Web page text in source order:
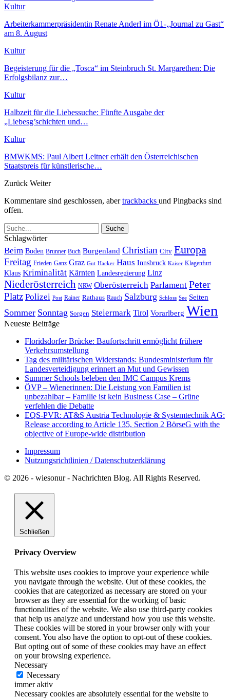
Kultur
Arbeiterkammerpräsidentin Renate Anderl im Ö1-„Journal zu Gast“
am 8. August
Kultur
Begeisterung für die „Tosca“ im Steinbruch St. Margarethen: Die
Erfolgsbilanz zur…
Kultur
Halbzeit für die Liebessuche: Fünfte Ausgabe der
„Liebesg’schichten und…
Kultur
BMWKMS: Paul Albert Leitner erhält den Österreichischen
Staatspreis für künstlerische…
Zurück Weiter
Kommentare sind geschlossen, abertrackbacks und Pingbacks sind
offen.
Schlagwörter
Beim Boden Brunner Buch Burgenland Christian City Europa
Freitag Frieden Ganz Graz Gut Hacker Haus Innsbruck Kaiser Klagenfurt
Klaus Kriminalität Kärnten Landesregierung Linz
Niederösterreich NRW Oberösterreich Parlament Peter
Platz Polizei Post Rainer Rathaus Rauch Salzburg Schloss See Seiten
Sommer Sonntag Sorgen Steiermark Tirol Vorarlberg Wien
Neueste Beiträge
Floridsdorfer Brücke: Baufortschritt ermöglicht frühere
Verkehrsumstellung
Tag des militärischen Widerstands: Bundesministerium für
Landesverteidigung erinnert an Mut und Gewissen
Summer Schools beleben den IMC Campus Krems
ÖVP – Wienerinnen: Die Leistung von Familien ist
unbezahlbar – Familie ist kein Business Case – Grüne
verfehlen die Debatte
EQS-PVR: AT&S Austria Technologie & Systemtechnik AG:
Release according to Article 135, Section 2 BörseG with the
objective of Europe-wide distribution
Impressum
Nutzungsrichtlinien / Datenschutzerklärung
© 2026 - wiesonur - Nachrichten Blog. All Rights Reserved.
Schließen
Privacy Overview
This website uses cookies to improve your experience while
you navigate through the website. Out of these cookies, the
cookies that are categorized as necessary are stored on your
browser as they are essential for the working of basic
functionalities of the website. We also use third-party cookies
that help us analyze and understand how you use this website.
These cookies will be stored in your browser only with your
consent. You also have the option to opt-out of these cookies.
But opting out of some of these cookies may have an effect
on your browsing experience.
Necessary
Necessary
immer aktiv
Necessary cookies are absolutely essential for the website to